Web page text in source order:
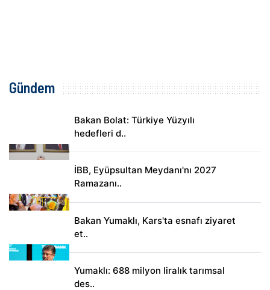
Gündem
Bakan Bolat: Türkiye Yüzyılı
hedefleri d..
İBB, Eyüpsultan Meydanı'nı 2027
Ramazanı..
Bakan Yumaklı, Kars'ta esnafı ziyaret
et..
Yumaklı: 688 milyon liralık tarımsal
des..